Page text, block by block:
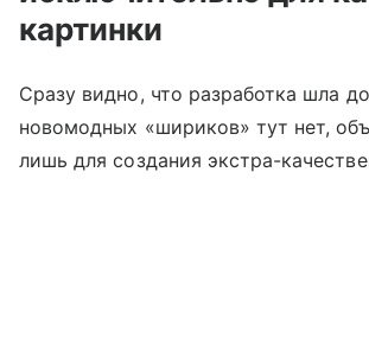
картинки
Сразу видно, что разработка шла
новомодных «шириков» тут нет,
лишь для создания экстра-